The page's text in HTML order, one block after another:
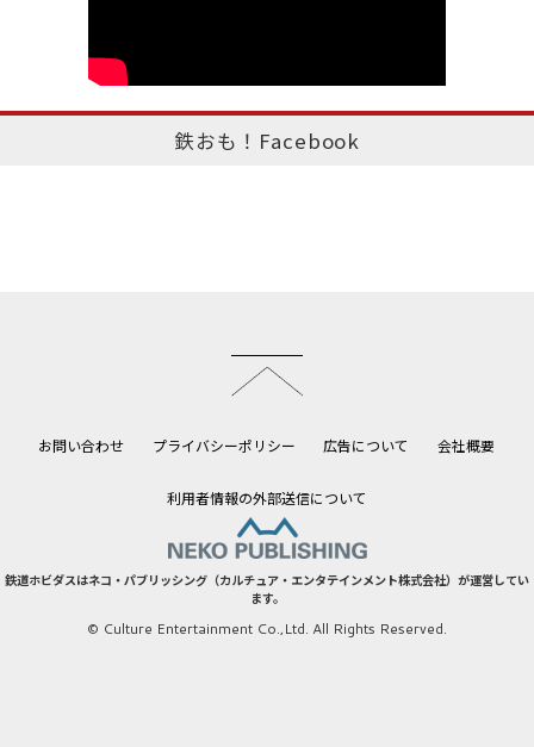
鉄おも！Facebook
お問い合わせ プライバシーポリシー 広告について 会社概要
利用者情報の外部送信について
鉄道ホビダスはネコ・パブリッシング（カルチュア・エンタテインメント株式会社）が運営してい
ます。
© Culture Entertainment Co.,Ltd. All Rights Reserved.